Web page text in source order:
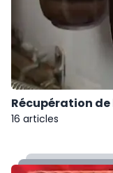
Récupération
16 articles